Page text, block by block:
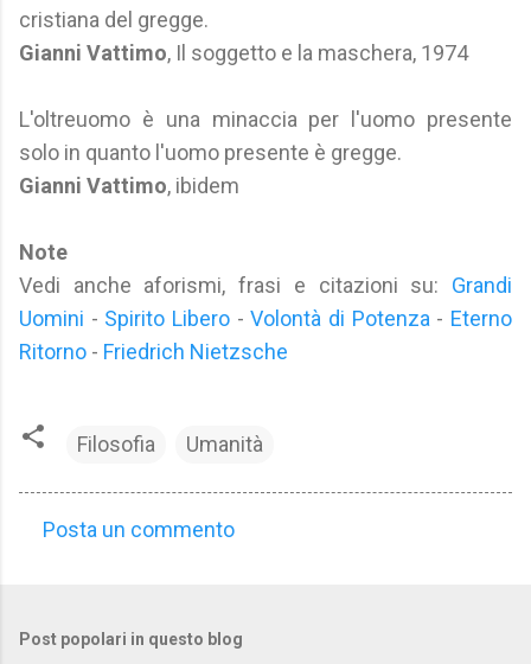
cristiana del gregge.
Gianni Vattimo, Il soggetto e la maschera, 1974
L'oltreuomo è una minaccia per l'uomo presente
solo in quanto l'uomo presente è gregge.
Gianni Vattimo, ibidem
Note
Vedi anche aforismi, frasi e citazioni su: Grandi
Uomini - Spirito Libero -Volontà di Potenza - Eterno
Ritorno - Friedrich Nietzsche
Filosofia Umanità
m
Posta un commento
Post popolari in questo blog